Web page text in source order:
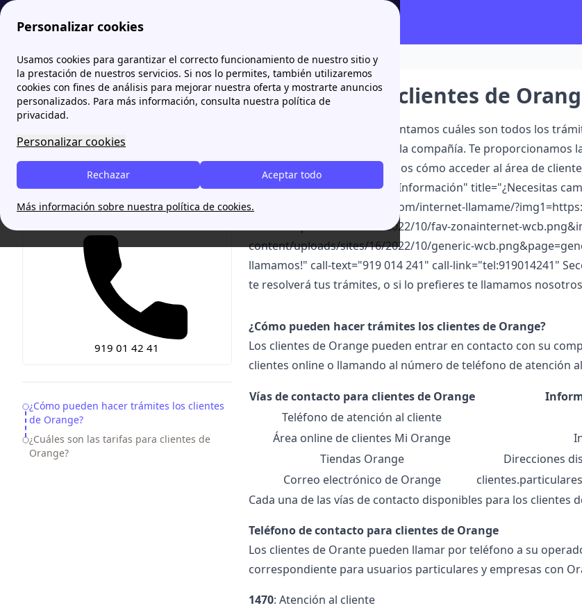
Personalizar cookies
Usamos cookies para garantizar el correcto funcionamiento de nuestro sitio y
la prestación de nuestros servicios. Si nos lo permites, también utilizaremos
cookies con fines de análisis para mejorar nuestra oferta y mostrarte anuncios
personalizados. Para más información, consulta nuestra política de
privacidad.
Personalizar cookies
Aceptar todo
Rechazar
Más información sobre nuestra política de cookies.
Zona Internet Orange Trámites para clientes de Orange online y por teléfono
Te ayudamos gratis
919 01 42 41
Table of Contents
¿Cómo pueden hacer trámites los clientes
de Orange?
¿Cuáles son las tarifas para clientes de
Orange?
Trámites para clientes de
[intro title="Resumen:"]Te contamos cuáles son todos los
de contacto disponibles con la compañía. Te
cliente y también te explicamos cómo acceder al área de
color="white" information="Información" title="¿Necesitas
link="
https://my.papernest.com/internet-llamame/
content/uploads/sites/16/2022/10/fav-zonainternet-
content/uploads/sites/16/2022/10/generic-
llamamos!" call-text="919 014 241" call-link="tel:919014241"
te resolverá tus trámites, o si lo prefieres te llamamos
¿Cómo pueden hacer trámites los clientes de Orange?
Los clientes de Orange pueden entrar en contacto con su
clientes online o llamando al número de teléfono de atención
Vías de contacto para clientes de Orange
Teléfono de atención al cliente
Área online de clientes Mi Orange
Tiendas Orange
Direcciones
Correo electrónico de Orange
Cada una de las vías de contacto disponibles para los clientes
Teléfono de contacto para clientes de Orange
Los clientes de Orante pueden llamar por teléfono a su
correspondiente para usuarios particulares y empresas con
1470: Atención al cliente